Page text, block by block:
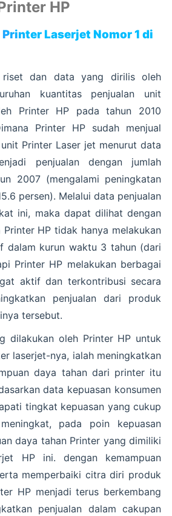
HP
Laserjet Nomor 1 di
riset dan data yang dirilis oleh
kuantitas penjualan unit
Printer HP pada tahun 2010
Printer HP sudah menjual
Printer Laser jet menurut data
penjualan dengan jumlah
2007 (mengalami peningkatan
persen). Melalui data penjualan
ini, maka dapat dilihat dengan
HP tidak hanya melakukan
dalam kurun waktu 3 tahun (dari
Printer HP melakukan berbagai
aktif dan terkontribusi secara
penjualan dari produk
tersebut.
dilakukan oleh Printer HP untuk
laserjet-nya, ialah meningkatkan
daya tahan dari printer itu
data kepuasan konsumen
tingkat kepuasan yang cukup
pada poin kepuasan
daya tahan Printer yang dimiliki
HP ini. dengan kemampuan
memperbaiki citra diri produk
HP menjadi terus berkembang
penjualan dalam cakupan